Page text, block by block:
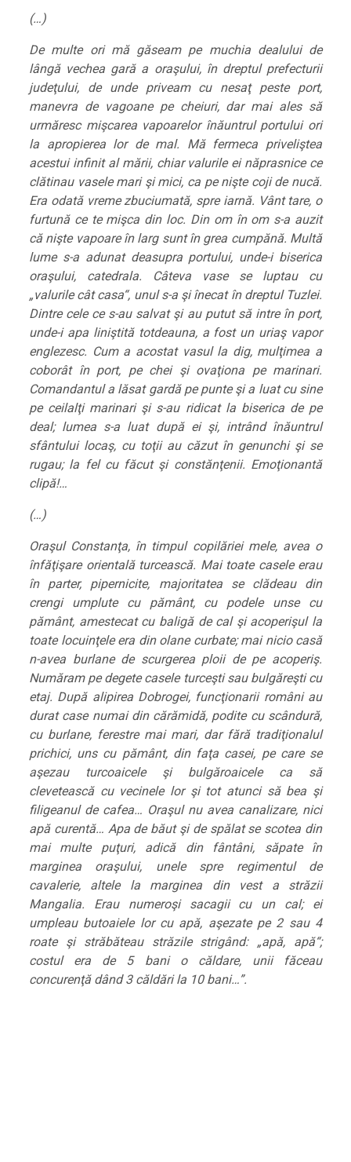
(…)
De multe ori mă găseam pe muchia dealului de
lângă vechea gară a oraşului, în dreptul prefecturii
judeţului, de unde priveam cu nesaţ peste port,
manevra de vagoane pe cheiuri, dar mai ales să
urmăresc mişcarea vapoarelor înăuntrul portului ori
la apropierea lor de mal. Mă fermeca priveliştea
acestui infinit al mării, chiar valurile ei năprasnice ce
clătinau vasele mari şi mici, ca pe nişte coji de nucă.
Era odată vreme zbuciumată, spre iarnă. Vânt tare, o
furtună ce te mişca din loc. Din om în om s-a auzit
că nişte vapoare în larg sunt în grea cumpănă. Multă
lume s-a adunat deasupra portului, unde-i biserica
oraşului, catedrala. Câteva vase se luptau cu
„valurile cât casa“, unul s-a şi înecat în dreptul Tuzlei.
Dintre cele ce s-au salvat şi au putut să intre în port,
unde-i apa liniştită totdeauna, a fost un uriaş vapor
englezesc. Cum a acostat vasul la dig, mulţimea a
coborât în port, pe chei şi ovaţiona pe marinari.
Comandantul a lăsat gardă pe punte şi a luat cu sine
pe ceilalţi marinari şi s-au ridicat la biserica de pe
deal; lumea s-a luat după ei şi, intrând înăuntrul
sfântului locaş, cu toţii au căzut în genunchi şi se
rugau; la fel cu făcut şi constănţenii. Emoţionantă
clipă!…
(…)
Oraşul Constanţa, în timpul copilăriei mele, avea o
înfăţişare orientală turcească. Mai toate casele erau
în parter, pipernicite, majoritatea se clădeau din
crengi umplute cu pământ, cu podele unse cu
pământ, amestecat cu baligă de cal şi acoperişul la
toate locuinţele era din olane curbate; mai nicio casă
n-avea burlane de scurgerea ploii de pe acoperiş.
Număram pe degete casele turceşti sau bulgăreşti cu
etaj. După alipirea Dobrogei, funcţionarii români au
durat case numai din cărămidă, podite cu scândură,
cu burlane, ferestre mai mari, dar fără tradiţionalul
prichici, uns cu pământ, din faţa casei, pe care se
aşezau turcoaicele şi bulgăroaicele ca să
clevetească cu vecinele lor şi tot atunci să bea şi
filigeanul de cafea… Oraşul nu avea canalizare, nici
apă curentă… Apa de băut şi de spălat se scotea din
mai multe puţuri, adică din fântâni, săpate în
marginea oraşului, unele spre regimentul de
cavalerie, altele la marginea din vest a străzii
Mangalia. Erau numeroşi sacagii cu un cal; ei
umpleau butoaiele lor cu apă, aşezate pe 2 sau 4
roate şi străbăteau străzile strigând: „apă, apă“;
costul era de 5 bani o căldare, unii făceau
concurenţă dând 3 căldări la 10 bani…”.